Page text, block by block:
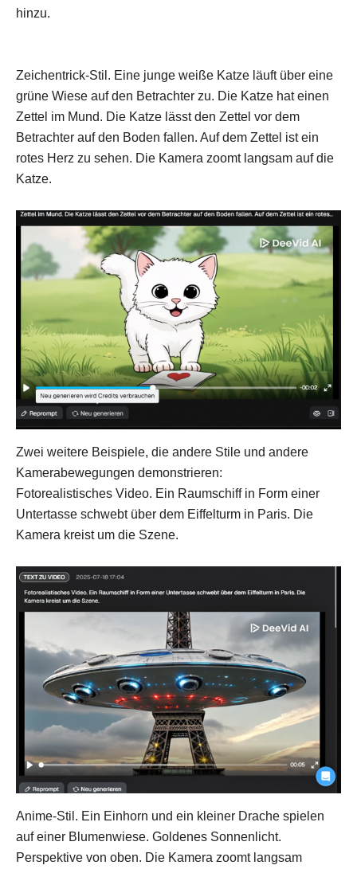
hinzu.
Zeichentrick-Stil. Eine junge weiße Katze läuft über eine
grüne Wiese auf den Betrachter zu. Die Katze hat einen
Zettel im Mund. Die Katze lässt den Zettel vor dem
Betrachter auf den Boden fallen. Auf dem Zettel ist ein
rotes Herz zu sehen. Die Kamera zoomt langsam auf die
Katze.
Zwei weitere Beispiele, die andere Stile und andere
Kamerabewegungen demonstrieren:
Fotorealistisches Video. Ein Raumschiff in Form einer
Untertasse schwebt über dem Eiffelturm in Paris. Die
Kamera kreist um die Szene.
Anime-Stil. Ein Einhorn und ein kleiner Drache spielen
auf einer Blumenwiese. Goldenes Sonnenlicht.
Perspektive von oben. Die Kamera zoomt langsam